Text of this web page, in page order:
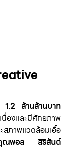
1.2 ล้านล้านบาท
องและมีศักยภาพ
ภาพแวดล้อมเอื้อ
ณพอล สิริสันต์